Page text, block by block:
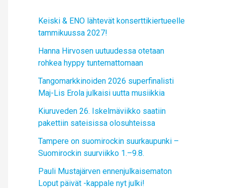
Keiski & ENO lähtevät konserttikiertueelle
tammikuussa 2027!
Hanna Hirvosen uutuudessa otetaan
rohkea hyppy tuntemattomaan
Tangomarkkinoiden 2026 superfinalisti
Maj-Lis Erola julkaisi uutta musiikkia
Kiuruveden 26. Iskelmäviikko saatiin
pakettiin sateisissa olosuhteissa
Tampere on suomirockin suurkaupunki –
Suomirockin suurviikko 1.–9.8.
Pauli Mustajärven ennenjulkaisematon
Loput päivät -kappale nyt julki!